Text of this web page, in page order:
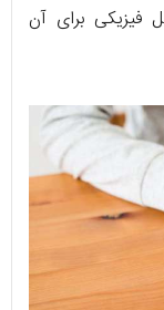
فیزیکی برای آن